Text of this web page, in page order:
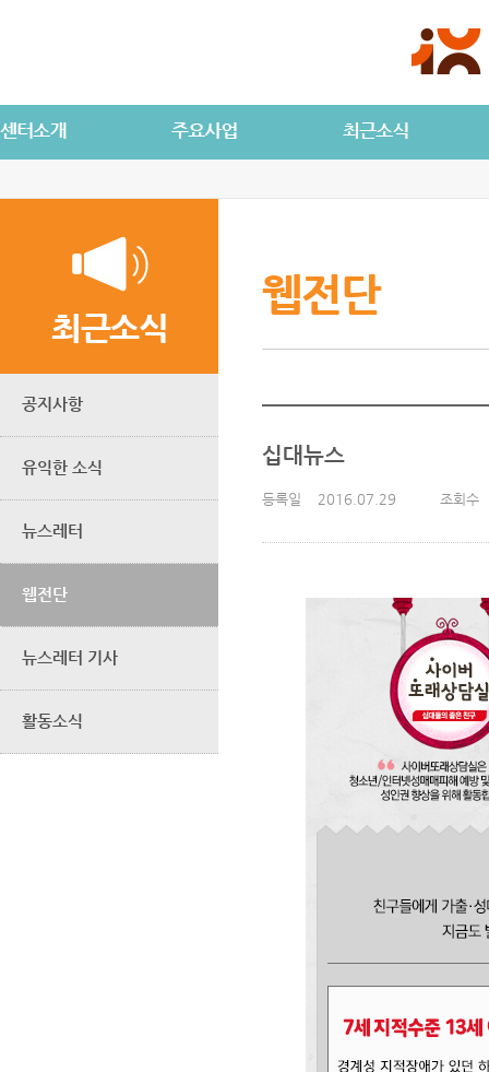
최근소식
공지사항
유익한 소식
뉴스레터
웹전단
뉴스레터 기사
활동소식
웹전단
십대뉴스
등록일 2016.07.29 조회수